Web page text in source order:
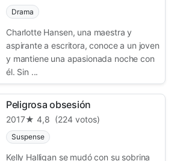
Drama
Charlotte Hansen, una maestra y
aspirante a escritora, conoce a un joven
y mantiene una apasionada noche con
él. Sin ...
Peligrosa obsesión
2017★ 4,8 (224 votos)
Suspense
Kelly Halligan se mudó con su sobrina